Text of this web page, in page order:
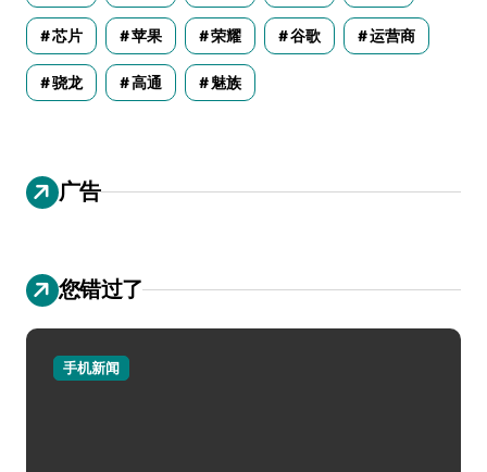
芯片 苹果 荣耀 谷歌 运营商
骁龙 高通 魅族
广告
您错过了
手机新闻